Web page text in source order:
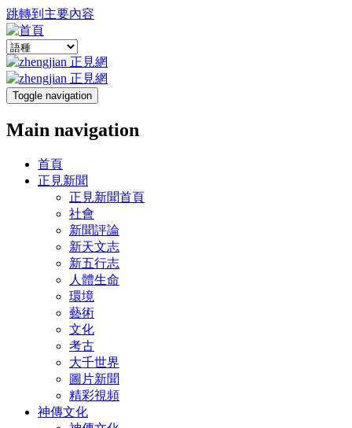
跳轉到主要內容
Toggle navigation
Main navigation
首頁
正見新聞
正見新聞首頁
社會
新聞評論
新天文志
新五行志
人體生命
環境
藝術
文化
考古
大千世界
圖片新聞
精彩視頻
神傳文化